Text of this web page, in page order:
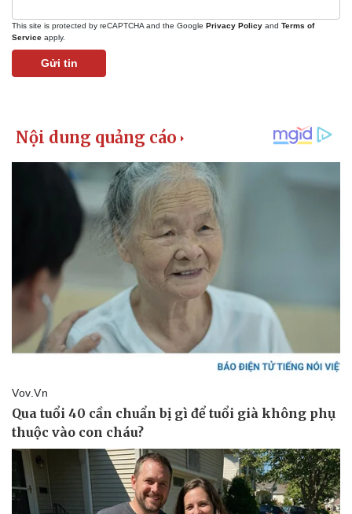
Pháp luật
Tư vấn luật
Quân sự - Quốc phòng
Vũ khí
This site is protected by reCAPTCHA and the Google Privacy Policy and Terms of
Service apply.
Gửi tin